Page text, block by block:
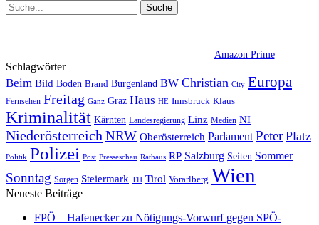
Amazon Prime
Schlagwörter
Beim Bild Boden Brand Burgenland BW Christian City Europa
Fernsehen Freitag Ganz Graz Haus HE Innsbruck Klaus
Kriminalität Kärnten Landesregierung Linz Medien NI
Niederösterreich NRW Oberösterreich Parlament Peter Platz
Politik Polizei Post Presseschau Rathaus RP Salzburg Seiten Sommer
Sonntag Sorgen Steiermark TH Tirol Vorarlberg Wien
Neueste Beiträge
FPÖ – Hafenecker zu Nötigungs-Vorwurf gegen SPÖ-